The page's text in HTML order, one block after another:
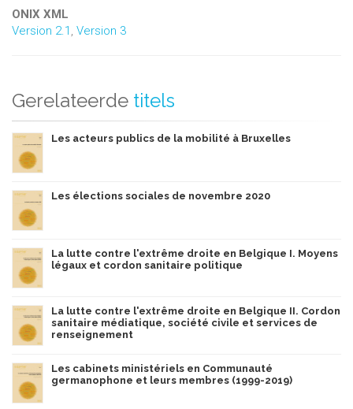
ONIX XML
Version 2.1 , Version 3
Gerelateerde titels
Les acteurs publics de la mobilité à Bruxelles
Les élections sociales de novembre 2020
La lutte contre l'extrême droite en Belgique I. Moyens
légaux et cordon sanitaire politique
La lutte contre l'extrême droite en Belgique II. Cordon
sanitaire médiatique, société civile et services de
renseignement
Les cabinets ministériels en Communauté
germanophone et leurs membres (1999-2019)